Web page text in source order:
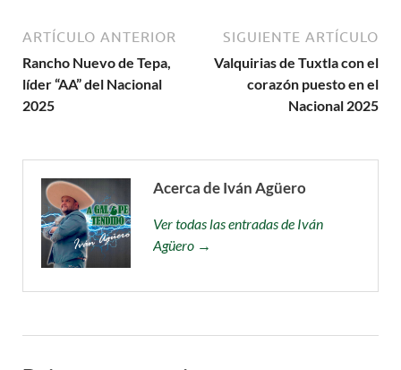
ARTÍCULO ANTERIOR
Rancho Nuevo de Tepa,
líder “AA” del Nacional
2025
SIGUIENTE ARTÍCULO
Valquirias de Tuxtla con el
corazón puesto en el
Nacional 2025
Acerca de Iván Agüero
Ver todas las entradas de Iván
Agüero →